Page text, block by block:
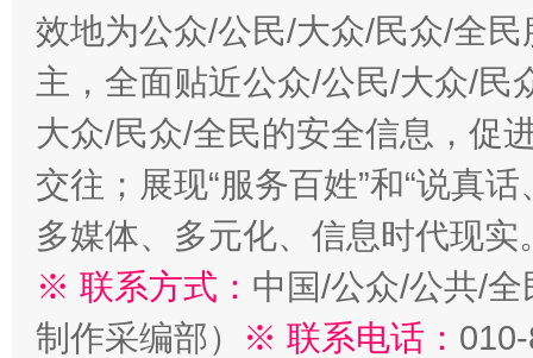
效地为公众/公民/大众/民众/全
主，全面贴近公众/公民/大众/民
大众/民众/全民的安全信息，促
交往；展现“服务百姓”和“说真
多媒体、多元化、信息时代现实
※ 联系方式： 中国/公众/公共/
制作采编部）
※ 联系电话：